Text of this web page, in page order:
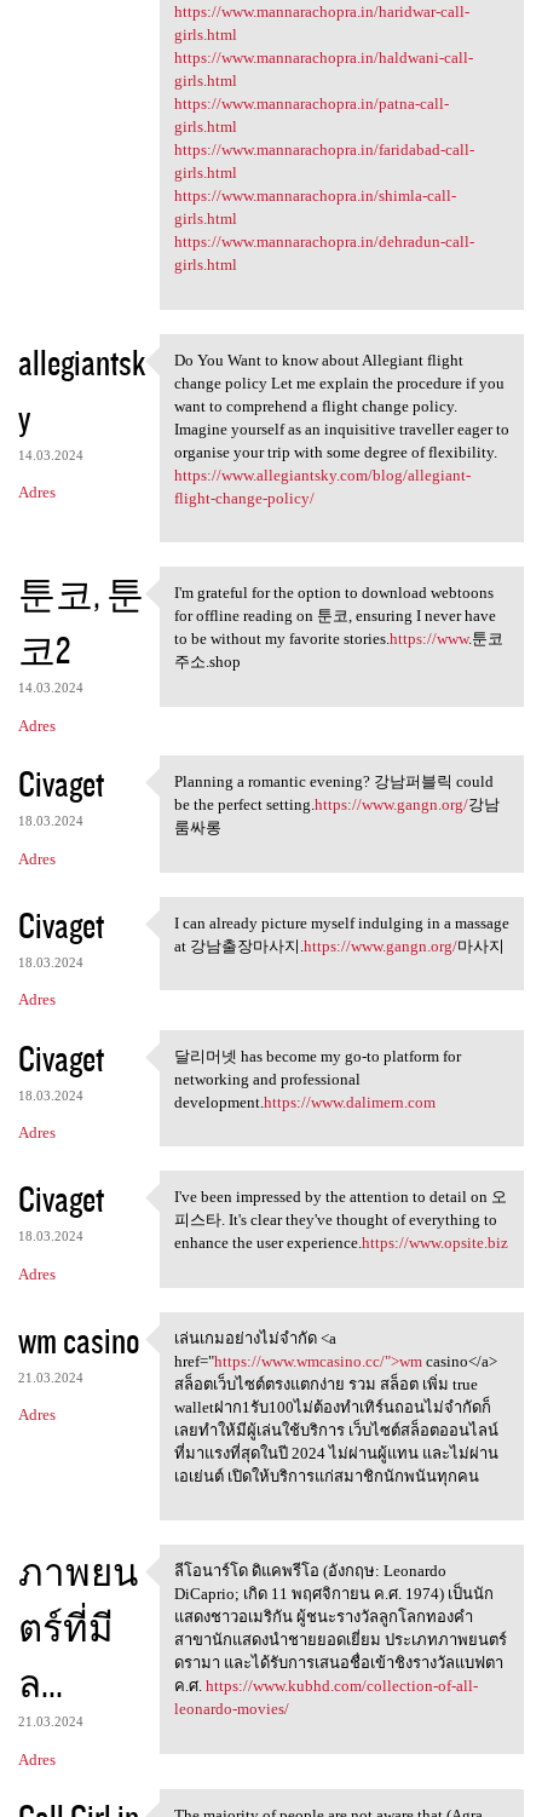
https://www.mannarachopra.in/haridwar-call-
girls.html
https://www.mannarachopra.in/haldwani-call-
girls.html
https://www.mannarachopra.in/patna-call-
girls.html
https://www.mannarachopra.in/faridabad-call-
girls.html
https://www.mannarachopra.in/shimla-call-
girls.html
https://www.mannarachopra.in/dehradun-call-
girls.html
allegiantsk
y
14.03.2024
Adres
Do You Want to know about
Do You Want to know about Allegiant flight
change policy Let me explain the procedure if you
want to comprehend a flight change policy.
Imagine yourself as an inquisitive traveller eager to
organise your trip with some degree of flexibility.
https://www.allegiantsky.com/blog/allegiant-
flight-change-policy/
툰코, 툰
코2
14.03.2024
Adres
I'm grateful for the option
I'm grateful for the option to download webtoons
for offline reading on 툰코, ensuring I never have
to be without my favorite stories.https://www.툰코
주소.shop
Civaget
18.03.2024
Adres
Planning a romantic evening?
Planning a romantic evening? 강남퍼블릭 could
be the perfect setting.https://www.gangn.org/강남
룸싸롱
Civaget
18.03.2024
Adres
I can already picture myself
I can already picture myself indulging in a massage
at 강남출장마사지. https://www.gangn.org/마사지
Civaget
18.03.2024
Adres
달리머넷 has become my go-to
달리머넷 has become my go-to platform for
networking and professional
development. https://www.dalimern.com
Civaget
18.03.2024
Adres
I've been impressed by the
I've been impressed by the attention to detail on 오
피스타. It's clear they've thought of everything to
enhance the user experience.https://www.opsite.biz
wm casino
21.03.2024
Adres
เล่นเกมอย่างไม่จำกัด <a href=
เล่นเกมอย่างไม่จำกัด <a
href="https://www.wmcasino.cc/">wmcasino</a>
สล็อตเว็บไซต์ตรงแตกง่าย รวม สล็อต เพิ่ม true
walletฝาก1รับ100ไม่ต้องทำเทิร์นถอนไม่จำกัดก็
เลยทำให้มีผู้เล่นใช้บริการ เว็บไซต์สล็อตออนไลน์
ที่มาแรงที่สุดในปี 2024 ไม่ผ่านผู้แทน และไม่ผ่าน
เอเย่นต์ เปิดให้บริการแก่สมาชิกนักพนันทุกคน
ภาพยน
ตร์ที่มี
ล...
21.03.2024
Adres
ลีโอนาร์โด ดิแคพรีโอ (อังกฤษ:
ลีโอนาร์โด ดิแคพรีโอ (อังกฤษ: Leonardo
DiCaprio; เกิด 11 พฤศจิกายน ค.ศ. 1974) เป็นนัก
แสดงชาวอเมริกัน ผู้ชนะรางวัลลูกโลกทองคำ
สาขานักแสดงนำชายยอดเยี่ยม ประเภทภาพยนตร์
ดรามา และได้รับการเสนอชื่อเข้าชิงรางวัลแบฟตา
ค.ศ. https://www.kubhd.com/collection-of-all-
leonardo-movies/